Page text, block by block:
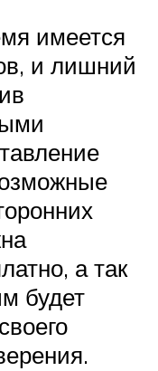
имеется
и лишний
а так
будет